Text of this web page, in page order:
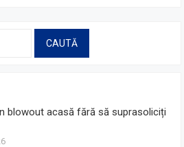
blowout acasă fără să suprasoliciți